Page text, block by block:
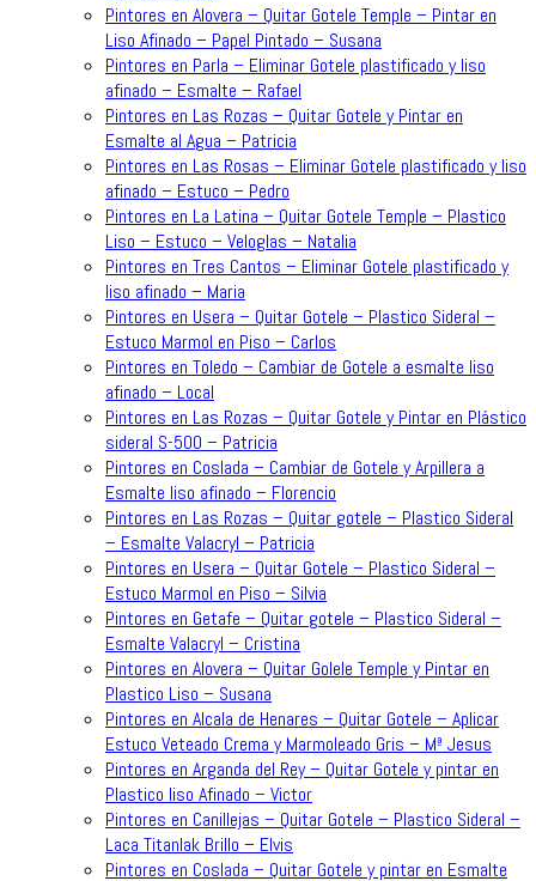
Pintores en Alovera – Quitar Gotele Temple – Pintar en
Liso Afinado – Papel Pintado – Susana
Pintores en Parla – Eliminar Gotele plastificado y liso
afinado – Esmalte – Rafael
Pintores en Las Rozas – Quitar Gotele y Pintar en
Esmalte al Agua – Patricia
Pintores en Las Rosas – Eliminar Gotele plastificado y liso
afinado – Estuco – Pedro
Pintores en La Latina – Quitar Gotele Temple – Plastico
Liso – Estuco – Veloglas – Natalia
Pintores en Tres Cantos – Eliminar Gotele plastificado y
liso afinado – Maria
Pintores en Usera – Quitar Gotele – Plastico Sideral –
Estuco Marmol en Piso – Carlos
Pintores en Toledo – Cambiar de Gotele a esmalte liso
afinado – Local
Pintores en Las Rozas – Quitar Gotele y Pintar en Plástico
sideral S-500 – Patricia
Pintores en Coslada – Cambiar de Gotele y Arpillera a
Esmalte liso afinado – Florencio
Pintores en Las Rozas – Quitar gotele – Plastico Sideral
– Esmalte Valacryl – Patricia
Pintores en Usera – Quitar Gotele – Plastico Sideral –
Estuco Marmol en Piso – Silvia
Pintores en Getafe – Quitar gotele – Plastico Sideral –
Esmalte Valacryl – Cristina
Pintores en Alovera – Quitar Golele Temple y Pintar en
Plastico Liso – Susana
Pintores en Alcala de Henares – Quitar Gotele – Aplicar
Estuco Veteado Crema y Marmoleado Gris – Mª Jesus
Pintores en Arganda del Rey – Quitar Gotele y pintar en
Plastico liso Afinado – Victor
Pintores en Canillejas – Quitar Gotele – Plastico Sideral –
Laca Titanlak Brillo – Elvis
Pintores en Coslada – Quitar Gotele y pintar en Esmalte